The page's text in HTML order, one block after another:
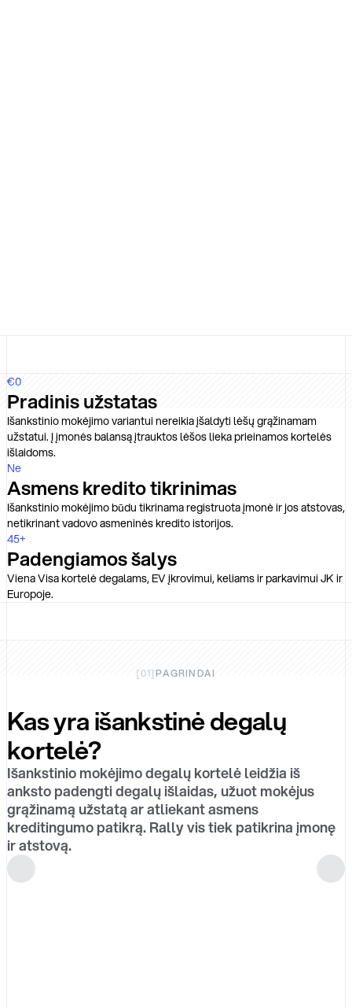
€0
Pradinis užstatas
Išankstinio mokėjimo variantui nereikia įšaldyti lėšų grąžinamam
užstatui. Į įmonės balansą įtrauktos lėšos lieka prieinamos kortelės
išlaidoms.
Ne
Asmens kredito tikrinimas
Išankstinio mokėjimo būdu tikrinama registruota įmonė ir jos atstovas,
netikrinant vadovo asmeninės kredito istorijos.
45+
Padengiamos šalys
Viena Visa kortelė degalams, EV įkrovimui, keliams ir parkavimui JK ir
Europoje.
[01]PAGRINDAI
Kas yra išankstinė degalų
kortelė?
Išankstinio mokėjimo degalų kortelė leidžia iš
anksto padengti degalų išlaidas, užuot mokėjus
grąžinamą užstatą ar atliekant asmens
kreditingumo patikrą. Rally vis tiek patikrina įmonę
ir atstovą.